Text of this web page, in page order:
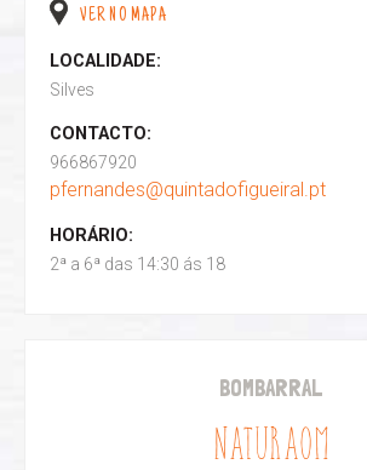
VER NO MAPA
LOCALIDADE:
Silves
CONTACTO:
966867920
pfernandes@quintadofigueiral.pt
HORÁRIO:
2ª a 6ª das 14:30 ás 18
BOMBARRAL
NATURAOM